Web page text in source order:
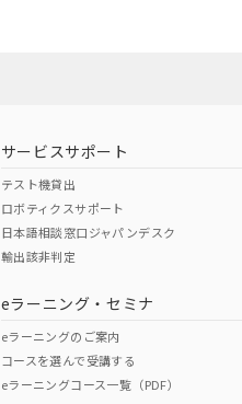
O
サービスサポート
テスト機貸出
ロボティクスサポート
日本語相談窓口ジャパンデスク
輸出該非判定
eラーニング・セミナ
eラーニングのご案内
コースを選んで受講する
eラーニングコース一覧（PDF）